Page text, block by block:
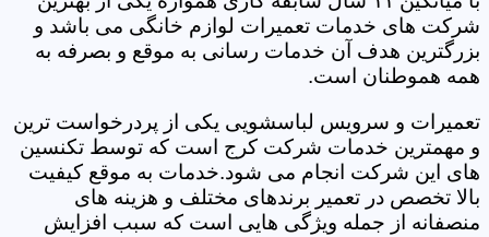
شرکت های خدمات تعمیرات لوازم خانگی می باشد و
بزرگترین هدف آن خدمات رسانی به موقع و بصرفه به
همه هموطنان است.
تعمیرات و سرویس لباسشویی یکی از پردرخواست ترین
و مهمترین خدمات شرکت کرج است که توسط تکنسین
های این شرکت انجام می شود.خدمات به موقع کیفیت
بالا تخصص در تعمیر برندهای مختلف و هزینه های
منصفانه از جمله ویژگی هایی است که سبب افزایش